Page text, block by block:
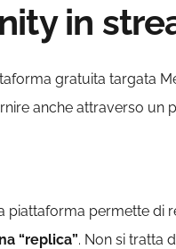
in
gratuita targata
anche attraverso un
piattaforma permette di
“replica”. Non si tratta